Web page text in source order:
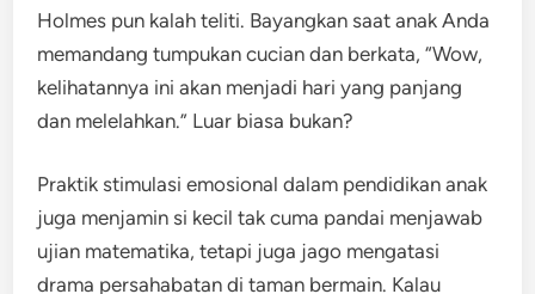
Holmes pun kalah teliti. Bayangkan saat anak Anda
memandang tumpukan cucian dan berkata, “Wow,
kelihatannya ini akan menjadi hari yang panjang
dan melelahkan.” Luar biasa bukan?
Praktik stimulasi emosional dalam pendidikan anak
juga menjamin si kecil tak cuma pandai menjawab
ujian matematika, tetapi juga jago mengatasi
drama persahabatan di taman bermain. Kalau